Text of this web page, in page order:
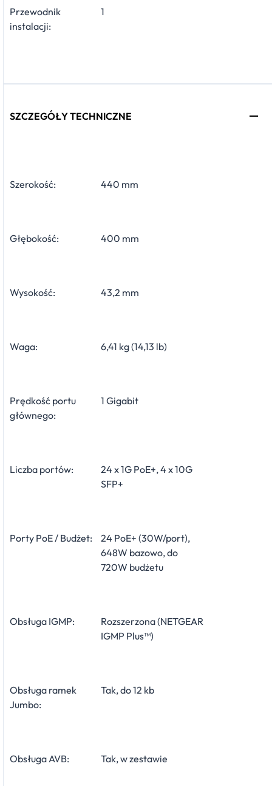
Przewodnik
instalacji:
1
SZCZEGÓŁY TECHNICZNE
Szerokość: 440 mm
Głębokość: 400 mm
Wysokość: 43,2 mm
Waga: 6,41 kg (14,13 lb)
Prędkość portu
głównego:
1 Gigabit
Liczba portów:
24 x 1G PoE+, 4 x 10G
SFP+
Porty PoE / Budżet:
24 PoE+ (30W/port),
648W bazowo, do
720W budżetu
Obsługa IGMP:
Rozszerzona (NETGEAR
IGMP Plus™)
Obsługa ramek
Jumbo:
Tak, do 12 kb
Obsługa AVB: Tak, w zestawie